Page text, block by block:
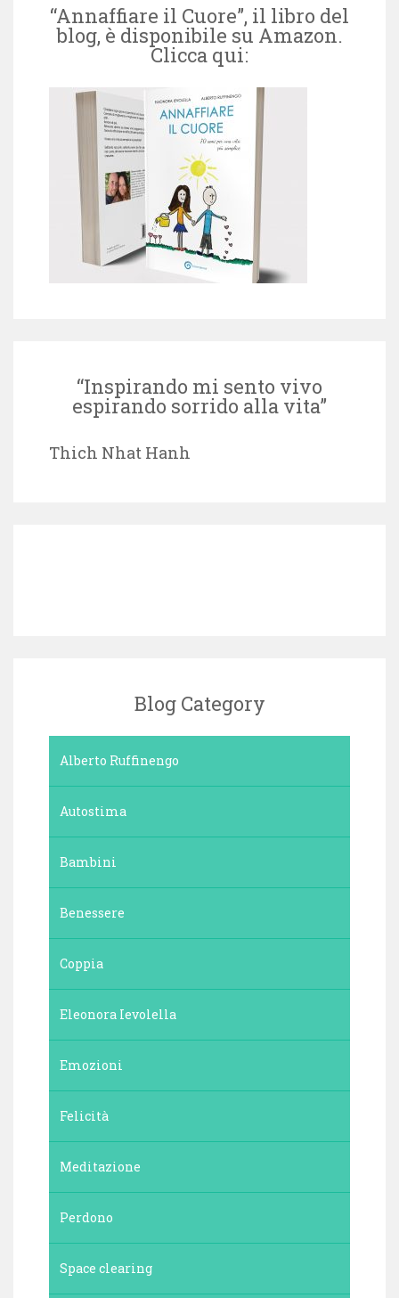
“Annaffiare il Cuore”, il libro del
blog, è disponibile su Amazon.
Clicca qui:
“Inspirando mi sento vivo
espirando sorrido alla vita”
Thich Nhat Hanh
Blog Category
Alberto Ruffinengo
Autostima
Bambini
Benessere
Coppia
Eleonora Ievolella
Emozioni
Felicità
Meditazione
Perdono
Space clearing